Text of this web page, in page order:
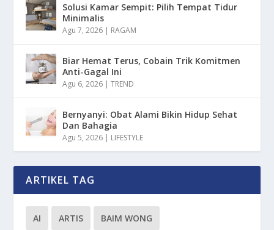
Solusi Kamar Sempit: Pilih Tempat Tidur
Minimalis
Agu 7, 2026 | RAGAM
Biar Hemat Terus, Cobain Trik Komitmen
Anti-Gagal Ini
Agu 6, 2026 |TREND
Bernyanyi: Obat Alami Bikin Hidup Sehat
Dan Bahagia
Agu 5, 2026 | LIFESTYLE
ARTIKEL TAG
AI ARTIS BAIM WONG